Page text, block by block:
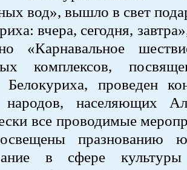
вод», вышло в свет
вчера, сегодня,
«Карнавальное
комплексов,
Белокуриха, проведен
населяющих
все проводимые
празнованию
в сфере